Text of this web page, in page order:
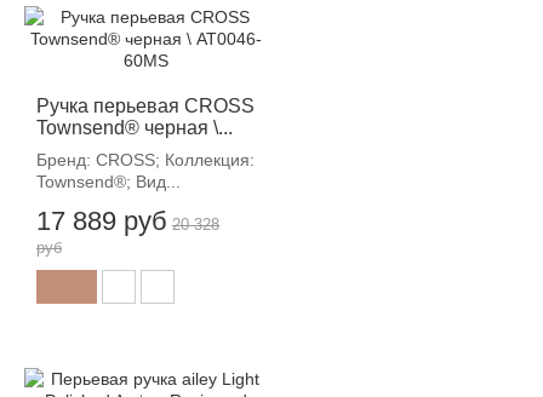
Ручка перьевая CROSS
Townsend® черная \...
Бренд: CROSS; Коллекция:
Townsend®; Вид...
17 889 руб
-12%
20 328
руб